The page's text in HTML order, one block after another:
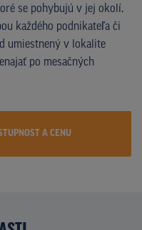
se pohybujú v jej okolí.
každého podnikateľa či
umiestnený v lokalite
po mesačných
A CENU